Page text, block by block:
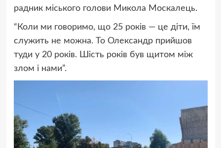
радник міського голови Микола Москалець.
“Коли ми говоримо, що 25 років — це діти, їм
служить не можна. То Олександр прийшов
туди у 20 років. Шість років був щитом між
злом і нами”.